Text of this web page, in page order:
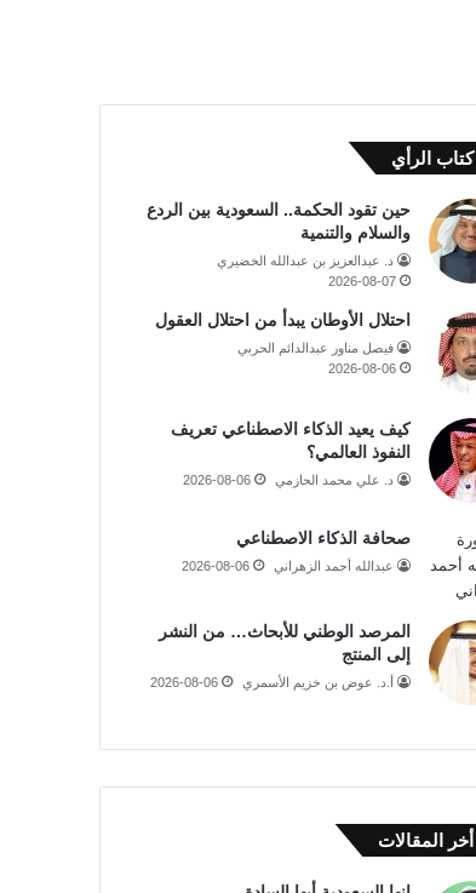
كتاب الرأي
حين تقود الحكمة.. السعودية بين الردع
والسلام والتنمية
د. عبدالعزيز بن عبدالله الخضيري
2026-08-07
احتلال الأوطان يبدأ من احتلال العقول
فيصل مناور عبدالدائم الحربي
2026-08-06
كيف يعيد الذكاء الاصطناعي تعريف
النفوذ العالمي؟
د. علي محمد الحازمي 2026-08-06
صحافة الذكاء الاصطناعي
عبدالله أحمد الزهراني 2026-08-06
المرصد الوطني للأبحاث… من النشر
إلى المنتج
أ.د. عوض بن خزيم الأسمري 2026-08-06
أخر المقالات